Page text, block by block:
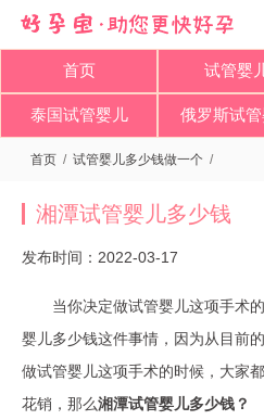
首页 试管婴
泰国试管婴儿 俄罗斯试
首页 / 试管婴儿多少钱做一个 /
湘潭试管婴儿多少钱
发布时间：2022-03-17
当你决定做试管婴儿这项手术
婴儿多少钱这件事情，因为从目前
做试管婴儿这项手术的时候，大家
花销，那么湘潭试管婴儿多少钱？